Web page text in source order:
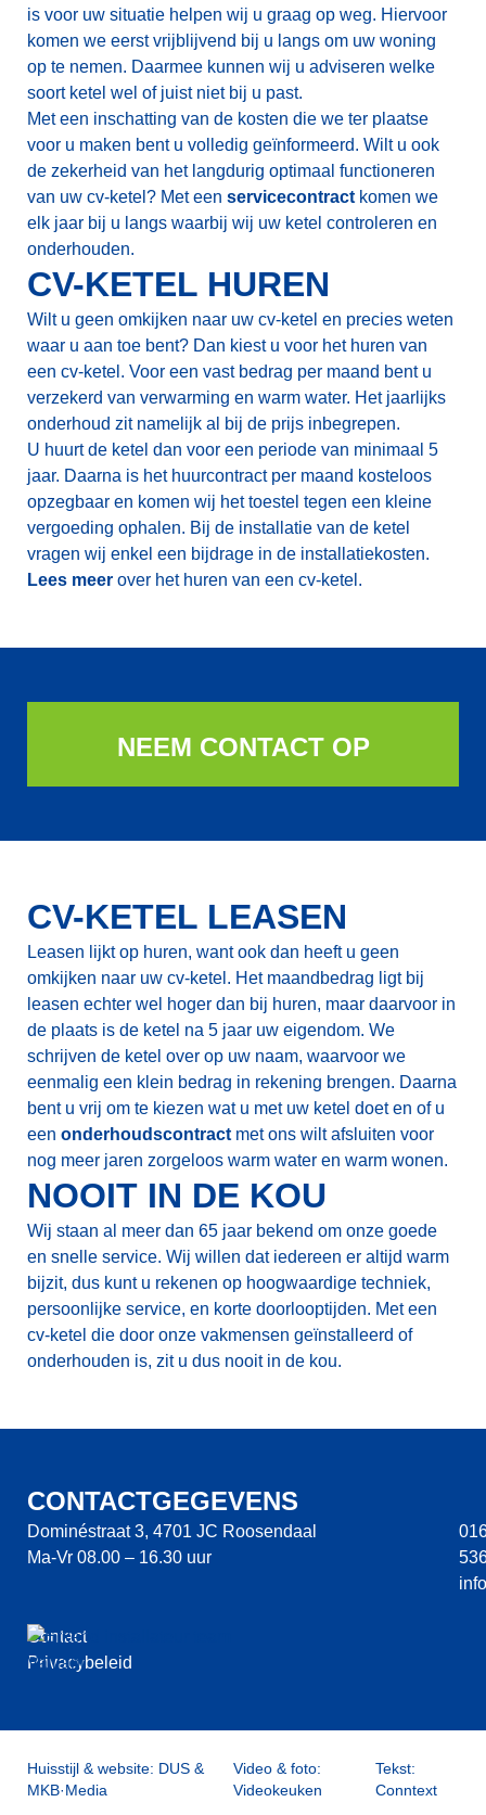
is voor uw situatie helpen wij u graag op weg. Hiervoor
komen we eerst vrijblijvend bij u langs om uw woning
op te nemen. Daarmee kunnen wij u adviseren welke
soort ketel wel of juist niet bij u past.
Meteen inschatting van de kosten die we ter plaatse
voor u maken bent u volledig geïnformeerd. Wilt u ook
de zekerheid van het langdurig optimaal functioneren
van uw cv-ketel? Met een servicecontract komen we
elk jaar bij u langs waarbij wij uw ketel controleren en
onderhouden.
CV-KETEL HUREN
Wilt u geen omkijken naar uw cv-ketel en precies weten
waar u aan toe bent? Dan kiest u voor het huren van
een cv-ketel. Voor een vast bedrag per maand bent u
verzekerd van verwarming en warm water. Het jaarlijks
onderhoud zit namelijk al bij de prijs inbegrepen.
U huurt de ketel dan voor een periode van minimaal 5
jaar. Daarna is het huurcontract per maand kosteloos
opzegbaar en komen wij het toestel tegen een kleine
vergoeding ophalen. Bij de installatie van de ketel
vragen wij enkel een bijdrage in de installatiekosten.
Lees meer over het huren van een cv-ketel.
NEEM CONTACT OP
CV-KETEL LEASEN
Leasen lijkt op huren, want ook dan heeft u geen
omkijken naar uw cv-ketel. Het maandbedrag ligt bij
leasen echter wel hoger dan bij huren, maar daarvoor in
de plaats is de ketel na 5 jaar uw eigendom. We
schrijven de ketel over op uw naam, waarvoor we
eenmalig een klein bedrag in rekening brengen. Daarna
bent u vrij om te kiezen wat u met uw ketel doet en of u
een onderhoudscontract met ons wilt afsluiten voor
nog meer jaren zorgeloos warm water en warm wonen.
NOOIT IN DE KOU
Wij staan al meer dan 65 jaar bekend om onze goede
en snelle service. Wij willen dat iedereen er altijd warm
bijzit, dus kunt u rekenen op hoogwaardige techniek,
persoonlijke service, en korte doorlooptijden. Met een
cv-ketel die door onze vakmensen geïnstalleerd of
onderhouden is, zit u dus nooit in de kou.
CONTACTGEGEVENS
Dominéstraat 3, 4701 JC Roosendaal
Ma-Vr 08.00 – 16.30 uur
Contact
Privacybeleid
Huisstijl & website: DUS &
MKB·Media
Video & foto:
Videokeuken
Tekst:
Conntext